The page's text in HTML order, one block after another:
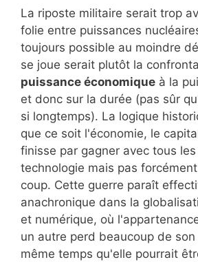
La riposte militaire serait trop
folie entre puissances
toujours possible au moindre
se joue serait plutôt la
puissance économique à la
et donc sur la durée (pas sûr
si longtemps). La logique
que ce soit l'économie, le
finisse par gagner avec tous
technologie mais pas
coup. Cette guerre paraît
anachronique dans la
et numérique, où
un autre perd beaucoup de
même temps qu'elle pourrait